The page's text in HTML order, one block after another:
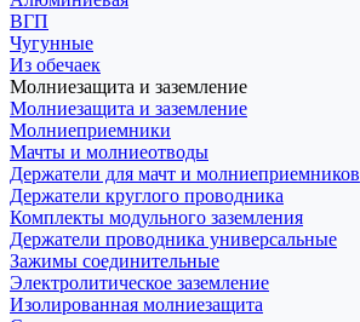
ВГП
Чугунные
Из обечаек
Молниезащита и заземление
Молниезащита и заземление
Молниеприемники
Мачты и молниеотводы
Держатели для мачт и молниеприемников
Держатели круглого проводника
Комплекты модульного заземления
Держатели проводника универсальные
Зажимы соединительные
Электролитическое заземление
Изолированная молниезащита